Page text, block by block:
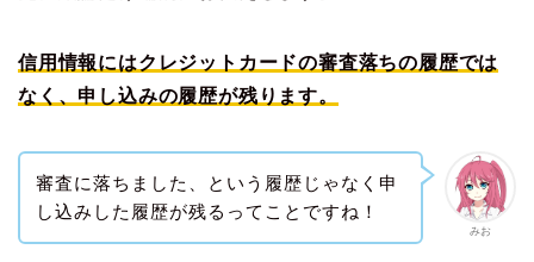
信用情報にはクレジットカードの審査落ちの履歴では
なく、申し込みの履歴が残ります。
みお
審査に落ちました、という履歴じゃなく申
し込みした履歴が残るってことですね！